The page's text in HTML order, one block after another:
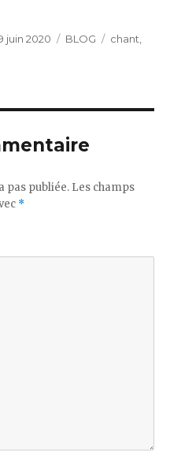
juin 2020 Catégories
BLOG Étiquettes
chant
pas publiée. Les champs
*